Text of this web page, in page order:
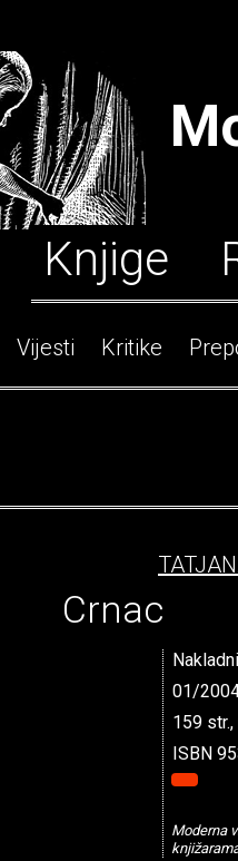
Knjige
Vijesti Kritike
Crnac
01/
159
ISBN
Moderna